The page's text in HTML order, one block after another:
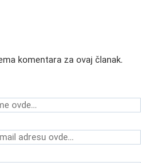
komentara za ovaj članak.